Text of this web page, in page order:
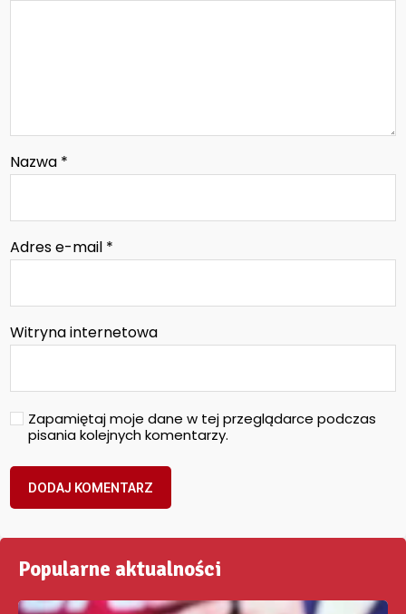
Nazwa *
Adres e-mail *
Witryna internetowa
Zapamiętaj moje dane w tej przeglądarce podczas
pisania kolejnych komentarzy.
Popularne aktualności